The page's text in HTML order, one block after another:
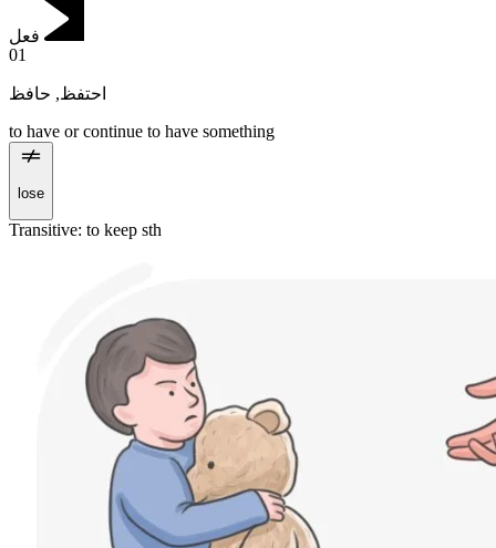
فعل
01
احتفظ, حافظ
to have or continue to have something
lose
Transitive: to keep sth